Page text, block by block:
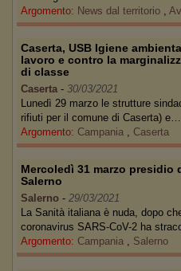
Argomento: News dal territorio ,
Caserta, USB Igiene
lavoro e contro la
di classe
Caserta - 30/03/2021
Lunedì 29 marzo le strutture
rifiuti per il comune di Caserta) e…
Argomento: Campania , Caserta
Mercoledì 31 marzo presidio
Salerno
Salerno - 29/03/2021
La Sanità italiana è nuda, dopo
coronavirus SARS-CoV-2 ha
Argomento: Campania , Salerno